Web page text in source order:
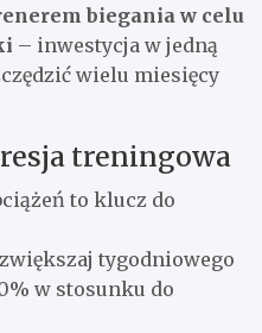
biegania w celu
– inwestycja w jedną
wielu miesięcy
treningowa
to klucz do
tygodniowego
w stosunku do